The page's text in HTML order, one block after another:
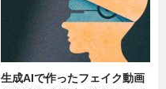
生成AIで作ったフェイク動画